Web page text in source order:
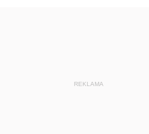
REKLAMA